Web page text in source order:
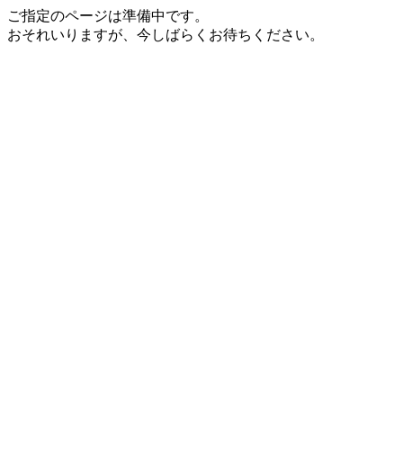
ご指定のページは準備中です。
おそれいりますが、今しばらくお待ちください。